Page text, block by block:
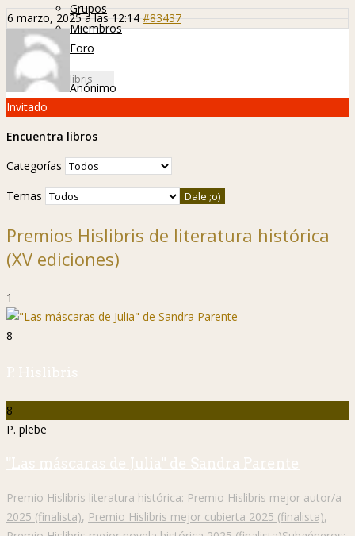
Grupos
Miembros
Foro
6 marzo, 2025 a las 12:14 #83437
Anónimo
Invitado
Encuentra libros
Categorías
Temas
Premios Hislibris de literatura histórica
(XV ediciones)
1
8
P. Hislibris
8
P. plebe
"Las máscaras de Julia" de Sandra Parente
Premio Hislibris literatura histórica: Premio Hislibris mejor autor/a
2025 (finalista), Premio Hislibris mejor cubierta 2025 (finalista),